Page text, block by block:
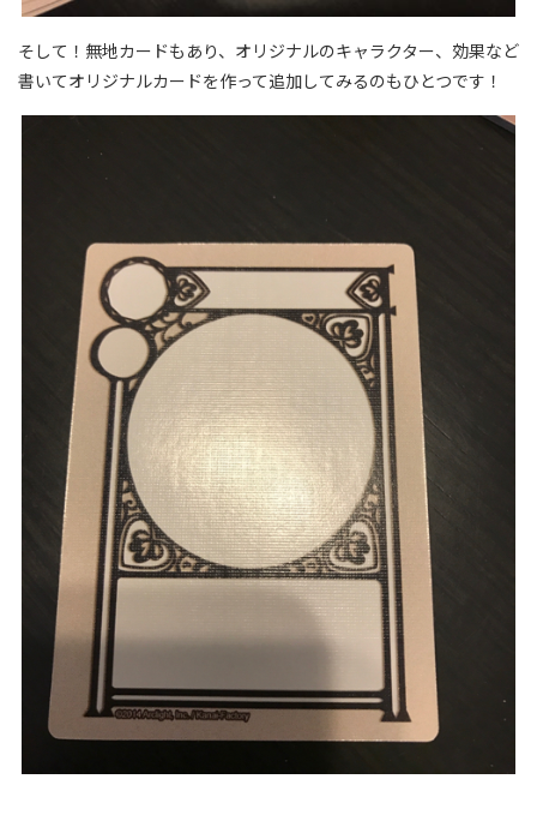
そして！無地カードもあり、オリジナルのキャラクター、効果など
書いてオリジナルカードを作って追加してみるのもひとつです！